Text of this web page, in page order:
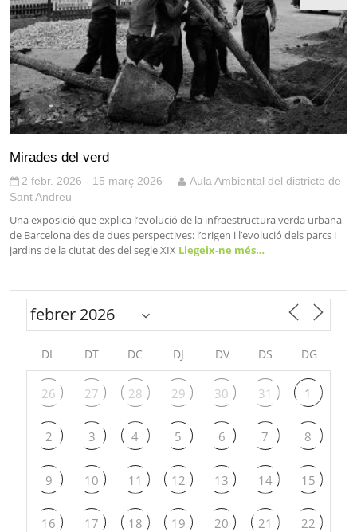
Mirades del verd
2 febr. 2026 - 15 març 2026
Aula Ambiental del districte de
Sant Andreu
Una exposició que explica l’evolució de la infraestructura verda urbana
de Barcelona des de dues perspectives: l’origen i l’evolució dels parcs i
jardins de la ciutat des del segle XIX Llegeix-ne més…
DL DT DC DJ DV DS DG
26 27 28 29 30 31 1
2 3 4 5 6 7 8
9 10 11 12 13 14 15
16 17 18 19 20 21 22